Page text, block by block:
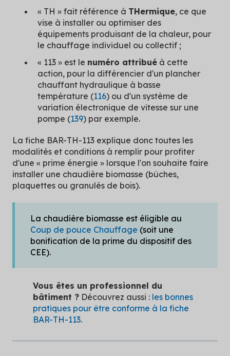
« TH » fait référence à THermique, ce que
vise à installer ou optimiser des
équipements produisant de la chaleur, pour
le chauffage individuel ou collectif ;
« 113 » est le numéro attribué à cette
action, pour la différencier d'un plancher
chauffant hydraulique à basse
température (116) ou d'un système de
variation électronique de vitesse sur une
pompe (139) par exemple.
La fiche BAR-TH-113 explique donc toutes les
modalités et conditions à remplir pour profiter
d'une « prime énergie » lorsque l'on souhaite faire
installer une chaudière biomasse (bûches,
plaquettes ou granulés de bois).
La chaudière biomasse est éligible au
Coup de pouce Chauffage (soit une
bonification de la prime du dispositif des
CEE).
Vous êtes un professionnel du
bâtiment ? Découvrez aussi : les bonnes
pratiques pour être conforme à la fiche
BAR-TH-113.